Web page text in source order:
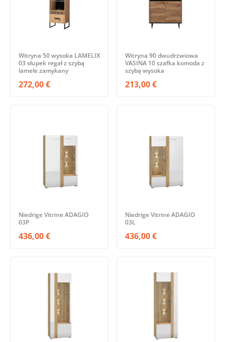
Witryna 50 wysoka LAMELIX
03 słupek regał z szybą
lamele zamykany
272,00 €
Witryna 90 dwudrzwiowa
VASINA 10 szafka komoda z
szybą wysoka
213,00 €
Niedrige Vitrine ADAGIO
03P
436,00 €
Niedrige Vitrine ADAGIO
03L
436,00 €